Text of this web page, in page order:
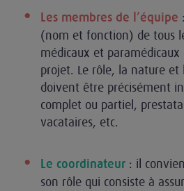
Les membres de l’équipe
(nom et fonction) de tous
médicaux et
projet. Le rôle, la nature et
doivent être précisément
complet ou partiel,
vacataires, etc.
Le coordinateur : il
son rôle qui consiste à